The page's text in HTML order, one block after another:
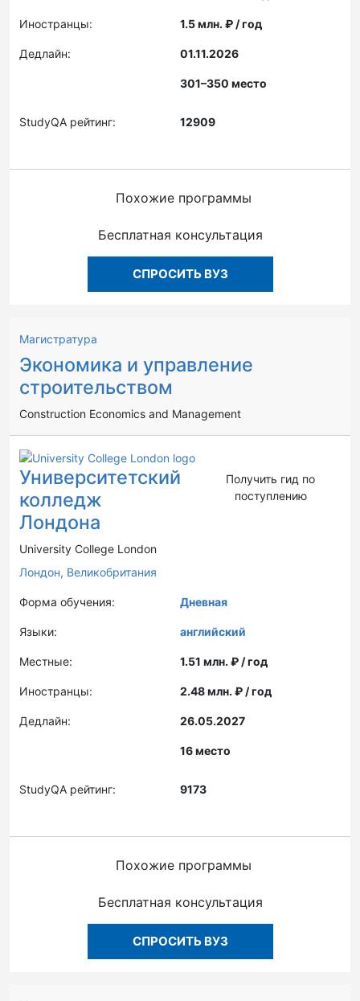
Иностранцы: 1.5 млн. ₽ / год
Дедлайн: 01.11.2026
301–350 место
StudyQA рейтинг: 12909
Похожие программы
Бесплатная консультация
СПРОСИТЬ ВУЗ
Магистратура
Экономика и управление
строительством
Construction Economics and Management
Университетский
колледж
Лондона
University College London
Лондон, Великобритания
Получить гид по
поступлению
Форма обучения: Дневная
Языки: английский
Местные: 1.51 млн. ₽ / год
Иностранцы: 2.48 млн. ₽ / год
Дедлайн: 26.05.2027
16 место
StudyQA рейтинг: 9173
Похожие программы
Бесплатная консультация
СПРОСИТЬ ВУЗ